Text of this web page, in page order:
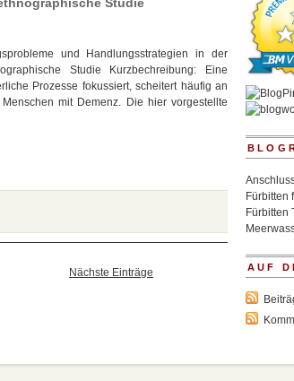
und Handlungsstrategien in der
Studie Kurzbechreibung: Eine
Prozesse fokussiert, scheitert häufig an
mit Demenz. Die hier vorgestellte
Nächste Einträge
Fürbitten
Fürbitten
AUF